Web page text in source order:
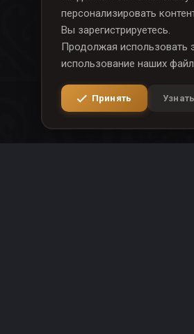
персонализировать
Вы зарегистрируетесь.
Продолжая использовать
использование наших
Принять